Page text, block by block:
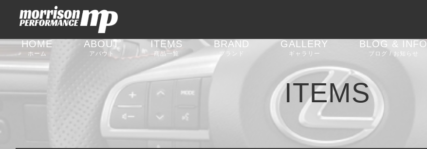
HOME
ホーム
ABOUT
アバウト
ITEMS
商品一覧
エアロパーツ
ステアリング
BRAND
ブランド
GALLERY
ギャラリー
BMW 2 Series G42
BMW M2 F87
BMW M2 G87
BLOG & INFO
ブログ / お知らせ
ブログ
ピックアップ
ITEMS